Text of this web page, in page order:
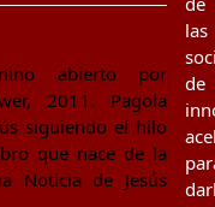
abierto por
2011. Pagola
siguiendo el hilo
que nace de la
Noticia de Jesús
las
de